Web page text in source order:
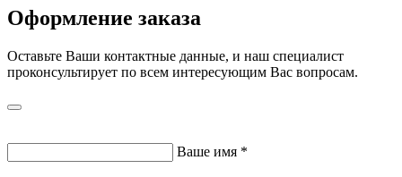
Оформление заказа
Оставьте Ваши контактные данные, и наш специалист
проконсультирует по всем интересующим Вас вопросам.
Ваше имя *